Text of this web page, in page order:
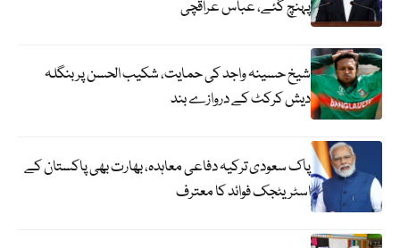
پہنچ گئے، عباس عراقچی
شیخ حسینہ واجد کی حمایت، شکیب الحسن پر بنگلہ
دیش کرکٹ کے دروازے بند
پاک سعودی ترکیہ دفاعی معاہدہ، بھارت بھی پاکستان کے
اسٹریٹجک فوائد کا معترف